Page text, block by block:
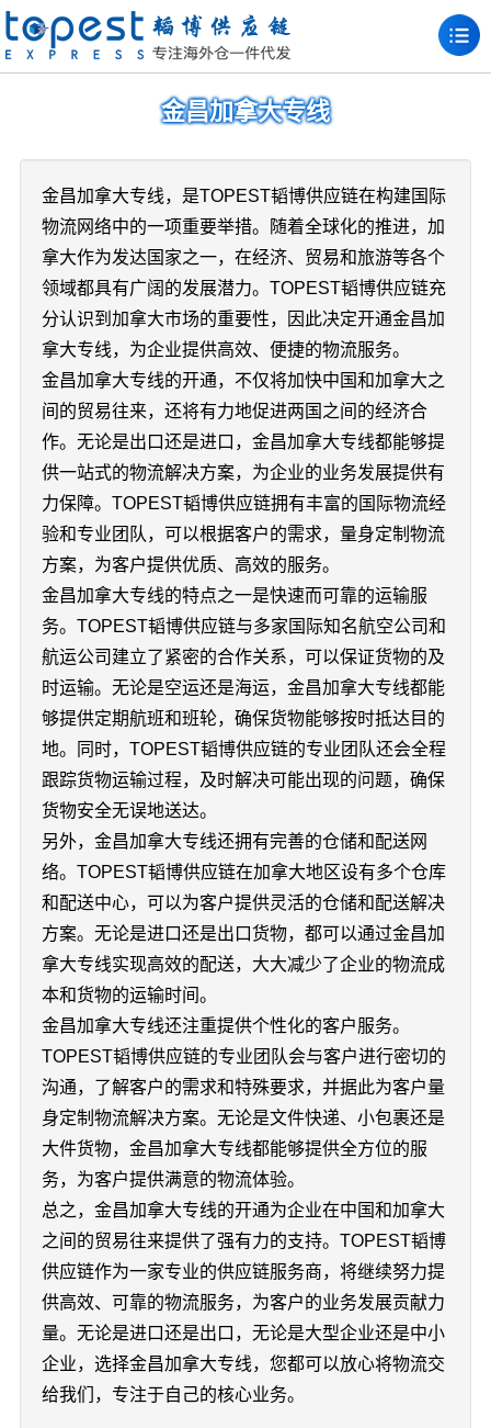
金昌加拿大专线
金昌加拿大专线，是TOPEST韬博供应链在构建国际
物流网络中的一项重要举措。随着全球化的推进，加
拿大作为发达国家之一，在经济、贸易和旅游等各个
领域都具有广阔的发展潜力。TOPEST韬博供应链充
分认识到加拿大市场的重要性，因此决定开通金昌加
拿大专线，为企业提供高效、便捷的物流服务。
金昌加拿大专线的开通，不仅将加快中国和加拿大之
间的贸易往来，还将有力地促进两国之间的经济合
作。无论是出口还是进口，金昌加拿大专线都能够提
供一站式的物流解决方案，为企业的业务发展提供有
力保障。TOPEST韬博供应链拥有丰富的国际物流经
验和专业团队，可以根据客户的需求，量身定制物流
方案，为客户提供优质、高效的服务。
金昌加拿大专线的特点之一是快速而可靠的运输服
务。TOPEST韬博供应链与多家国际知名航空公司和
航运公司建立了紧密的合作关系，可以保证货物的及
时运输。无论是空运还是海运，金昌加拿大专线都能
够提供定期航班和班轮，确保货物能够按时抵达目的
地。同时，TOPEST韬博供应链的专业团队还会全程
跟踪货物运输过程，及时解决可能出现的问题，确保
货物安全无误地送达。
另外，金昌加拿大专线还拥有完善的仓储和配送网
络。TOPEST韬博供应链在加拿大地区设有多个仓库
和配送中心，可以为客户提供灵活的仓储和配送解决
方案。无论是进口还是出口货物，都可以通过金昌加
拿大专线实现高效的配送，大大减少了企业的物流成
本和货物的运输时间。
金昌加拿大专线还注重提供个性化的客户服务。
TOPEST韬博供应链的专业团队会与客户进行密切的
沟通，了解客户的需求和特殊要求，并据此为客户量
身定制物流解决方案。无论是文件快递、小包裹还是
大件货物，金昌加拿大专线都能够提供全方位的服
务，为客户提供满意的物流体验。
总之，金昌加拿大专线的开通为企业在中国和加拿大
之间的贸易往来提供了强有力的支持。TOPEST韬博
供应链作为一家专业的供应链服务商，将继续努力提
供高效、可靠的物流服务，为客户的业务发展贡献力
量。无论是进口还是出口，无论是大型企业还是中小
企业，选择金昌加拿大专线，您都可以放心将物流交
给我们，专注于自己的核心业务。